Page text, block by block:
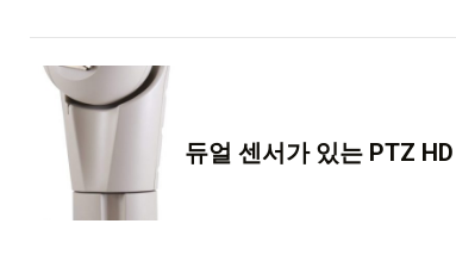
듀얼 센서가 있는 PTZ